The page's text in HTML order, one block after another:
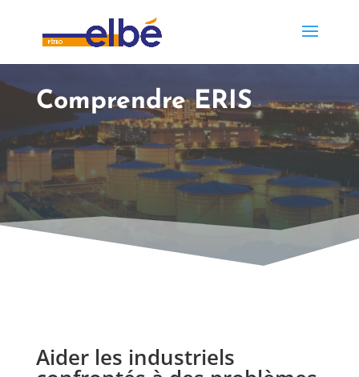
Comprendre ERIS
Aider les industriels